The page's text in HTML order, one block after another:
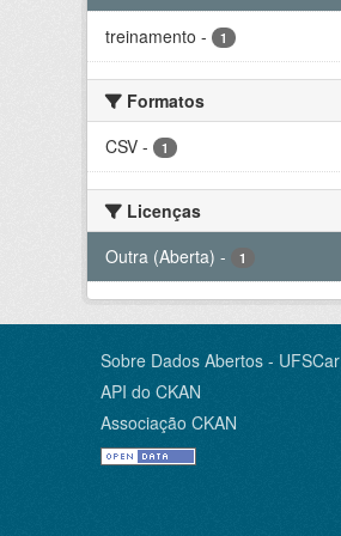
treinamento - 1
Formatos
CSV - 1
Licenças
Outra (Aberta) - 1
Sobre Dados Abertos - UFSCar
API do CKAN
Associação CKAN